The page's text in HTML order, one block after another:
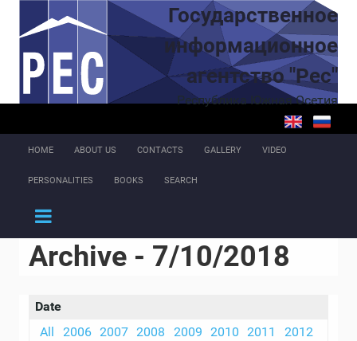
Skip to main content
Государственное
информационное
агентство "Рес"
Республика Южная Осетия
HOME ABOUT US CONTACTS GALLERY VIDEO
PERSONALITIES BOOKS SEARCH
Archive - 7/10/2018
Date
All
2006 2007 2008 2009 2010 2011
2012